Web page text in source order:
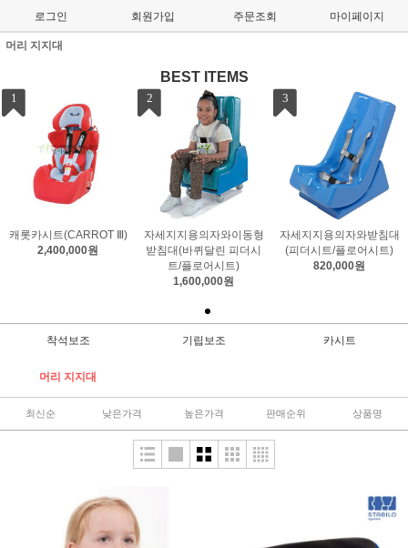
로그인 회원가입 주문조회 마이페이지
머리 지지대
BEST ITEMS
1
캐롯카시트(CARROT Ⅲ)
2,400,000원
2
자세지지용의자와이동형
받침대(바퀴달린 피더시
트/플로어시트)
1,600,000원
3
자세지지용의자와받침대
(피더시트/플로어시트)
820,000원
착석보조 기립보조 카시트
머리 지지대
최신순 낮은가격 높은가격 판매순위 상품명